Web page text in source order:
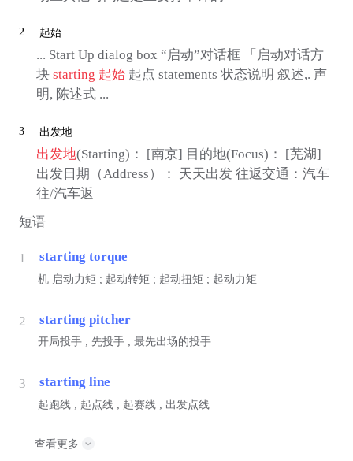
2 起始
... Start Up dialog box “启动”对话框 「启动对话方
块 starting 起始起点 statements 状态说明 叙述,. 声
明, 陈述式 ...
3 出发地
出发地(Starting)： [南京] 目的地(Focus)： [芜湖]
出发日期（Address）： 天天出发 往返交通：汽车
往/汽车返
短语
1 starting torque
机 启动力矩 ; 起动转矩 ; 起动扭矩 ; 起动力矩
2 starting pitcher
开局投手 ; 先投手 ; 最先出场的投手
3 starting line
起跑线 ; 起点线 ; 起赛线 ; 出发点线
查看更多